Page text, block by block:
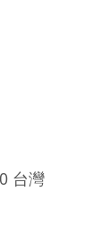
台灣